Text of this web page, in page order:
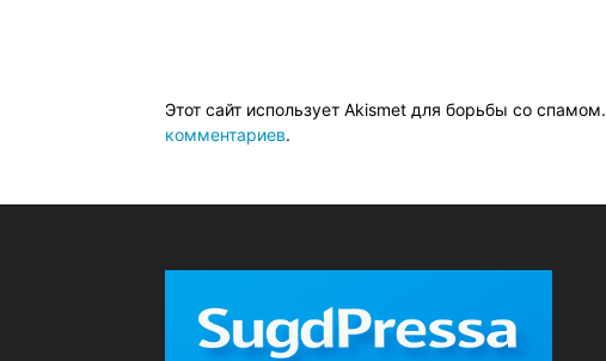
Этот сайт использует Akismet для борьбы со спамом.
комментариев.